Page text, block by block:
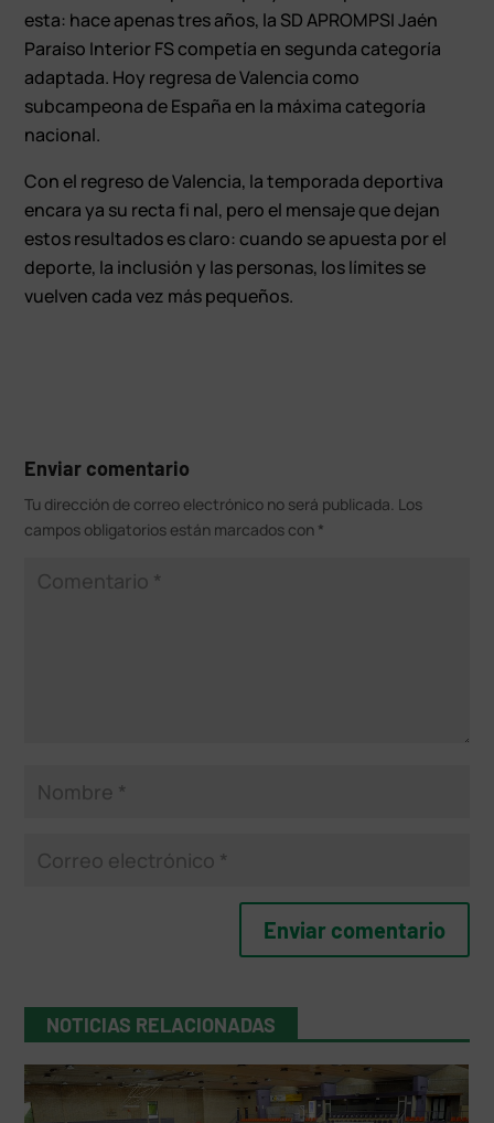
esta: hace apenas tres años, la SD APROMPSI Jaén
Paraíso Interior FS competía en segunda categoría
adaptada. Hoy regresa de Valencia como
subcampeona de España en la máxima categoría
nacional.
Con el regreso de Valencia, la temporada deportiva
encara ya su recta fi nal, pero el mensaje que dejan
estos resultados es claro: cuando se apuesta por el
deporte, la inclusión y las personas, los límites se
vuelven cada vez más pequeños.
Enviar comentario
Tu dirección de correo electrónico no será publicada. Los
campos obligatorios están marcados con *
NOTICIAS RELACIONADAS